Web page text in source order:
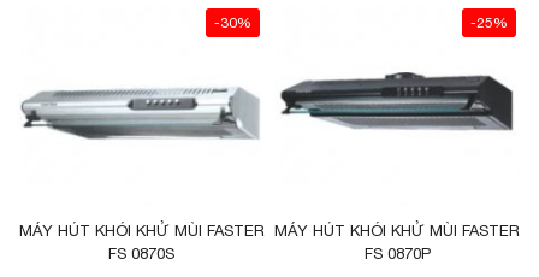
-30%
MÁY HÚT KHÓI KHỬ MÙI FASTER
FS 0870S
-25%
MÁY HÚT KHÓI KHỬ MÙI FASTER
FS 0870P